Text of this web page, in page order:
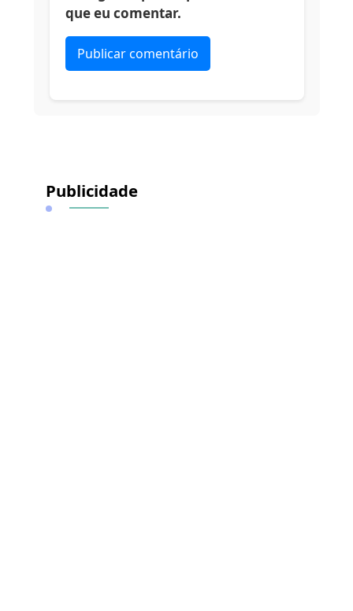
que eu comentar.
Publicidade